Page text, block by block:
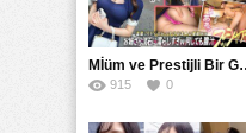
Mİüm ve Prestijli Bir
915 0